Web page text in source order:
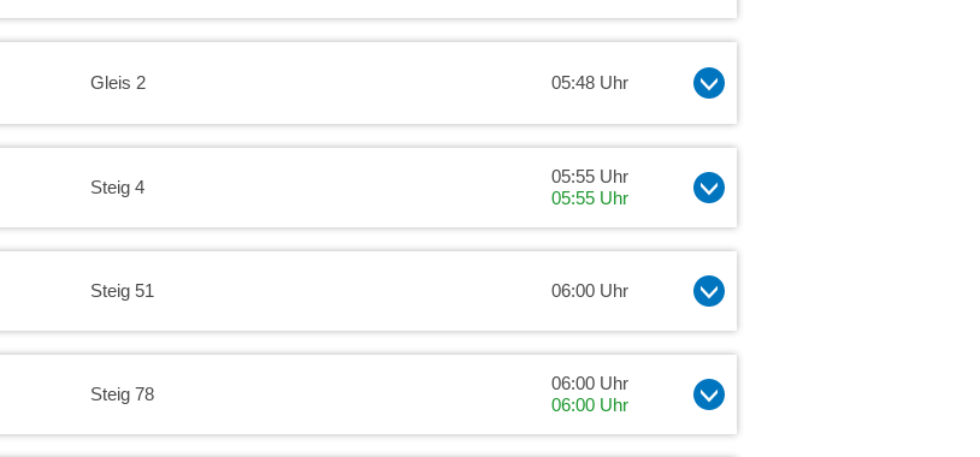
23:30
Gleis 2 05:48 Uhr
Steig 4
05:55 Uhr
05:55 Uhr
Steig 51 06:00 Uhr
Steig 78
06:00 Uhr
06:00 Uhr